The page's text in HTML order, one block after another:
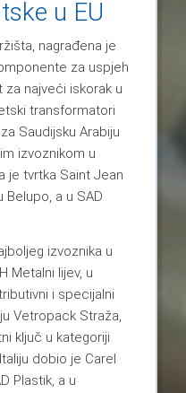
u EU
nagrađena je
za uspjeh
za najveći iskorak u
transformatori
Saudijsku Arabiju
izvoznikom u
je tvrtka Saint Jean
Belupo, a u SAD
izvoznika u
Metalni lijev, u
i specijalni
Vetropack Straža,
ključ u kategoriji
dobio je Carel
Plastik, a u